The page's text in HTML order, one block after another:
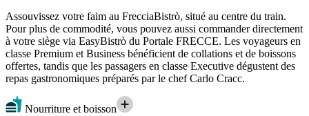
Assouvissez votre faim au FrecciaBistrò, situé au centre du train.
Pour plus de commodité, vous pouvez aussi commander directement
à votre siège via EasyBistrò du Portale FRECCE. Les voyageurs en
classe Premium et Business bénéficient de collations et de boissons
offertes, tandis que les passagers en classe Executive dégustent des
repas gastronomiques préparés par le chef Carlo Cracc.
Nourriture et boisson